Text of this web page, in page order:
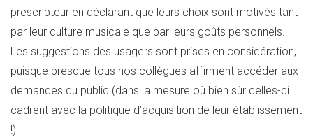
prescripteur en déclarant que leurs choix sont motivés tant
par leur culture musicale que par leurs goûts personnels.
Les suggestions des usagers sont prises en considération,
puisque presque tous nos collègues affirment accéder aux
demandes du public (dans la mesure où bien sûr celles-ci
cadrent avec la politique d’acquisition de leur établissement
!)